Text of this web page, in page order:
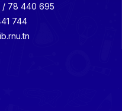
/ 78 440 695
744